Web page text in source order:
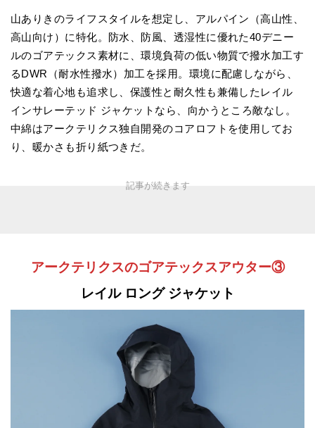
山ありきのライフスタイルを想定し、アルパイン（高山性、
高山向け）に特化。防水、防風、透湿性に優れた40デニー
ルのゴアテックス素材に、環境負荷の低い物質で撥水加工す
るDWR（耐水性撥水）加工を採用。環境に配慮しながら、
快適な着心地も追求し、保護性と耐久性も兼備したレイル
インサレーテッド ジャケットなら、向かうところ敵なし。
中綿はアークテリクス独自開発のコアロフトを使用してお
り、暖かさも折り紙つきだ。
アークテリクスのゴアテックスアウター③
レイル ロング ジャケット